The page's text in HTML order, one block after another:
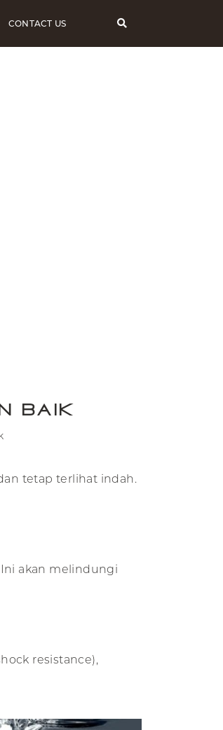
CONTACT US
Baik
tetap terlihat indah.
akan melindungi
resistance),